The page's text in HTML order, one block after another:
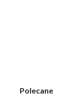
Polecane